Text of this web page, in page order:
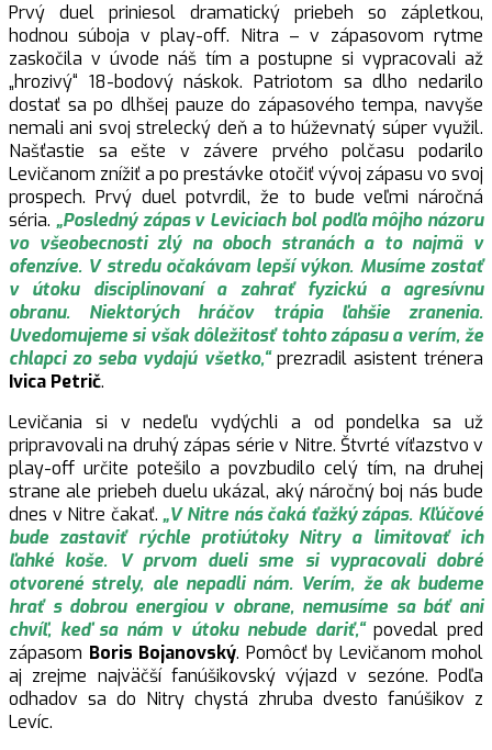
Prvý duel priniesol dramatický priebeh so zápletkou,
hodnou súboja v play-off. Nitra – v zápasovom rytme
zaskočila v úvode náš tím a postupne si vypracovali až
„hrozivý“ 18-bodový náskok. Patriotom sa dlho nedarilo
dostať sa po dlhšej pauze do zápasového tempa, navyše
nemali ani svoj strelecký deň a to húževnatý súper využil.
Našťastie sa ešte v závere prvého polčasu podarilo
Levičanom znížiť a po prestávke otočiť vývoj zápasu vo svoj
prospech. Prvý duel potvrdil, že to bude veľmi náročná
séria. „Posledný zápas v Leviciach bol podľa môjho názoru
vo všeobecnosti zlý na oboch stranách a to najmä v
ofenzíve. V stredu očakávam lepší výkon. Musíme zostať
v útoku disciplinovaní a zahrať fyzickú a agresívnu
obranu. Niektorých hráčov trápia ľahšie zranenia.
Uvedomujeme si však dôležitosť tohto zápasu a verím, že
chlapci zo seba vydajú všetko,“ prezradil asistent trénera
Ivica Petrič.
Levičania si v nedeľu vydýchli a od pondelka sa už
pripravovali na druhý zápas série v Nitre. Štvrté víťazstvo v
play-off určite potešilo a povzbudilo celý tím, na druhej
strane ale priebeh duelu ukázal, aký náročný boj nás bude
dnes v Nitre čakať.„V Nitre nás čaká ťažký zápas. Kľúčové
bude zastaviť rýchle protiútoky Nitry a limitovať ich
ľahké koše. V prvom dueli sme si vypracovali dobré
otvorené strely, ale nepadli nám. Verím, že ak budeme
hrať s dobrou energiou v obrane, nemusíme sa báť ani
chvíľ, keď sa nám v útoku nebude dariť,“ povedal pred
zápasom Boris Bojanovský. Pomôcť by Levičanom mohol
aj zrejme najväčší fanúšikovský výjazd v sezóne. Podľa
odhadov sa do Nitry chystá zhruba dvesto fanúšikov z
Levíc.